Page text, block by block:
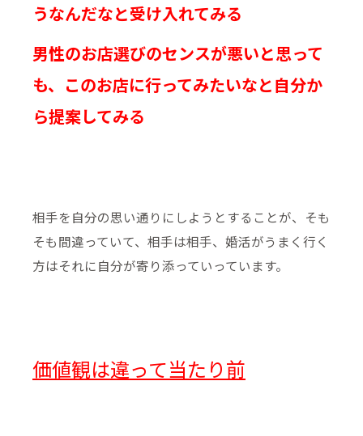
うなんだなと受け入れてみる
男性のお店選びのセンスが悪いと思って
も、このお店に行ってみたいなと自分か
ら提案してみる
相手を自分の思い通りにしようとすることが、そも
そも間違っていて、相手は相手、婚活がうまく行く
方はそれに自分が寄り添っていっています。
価値観は違って当たり前